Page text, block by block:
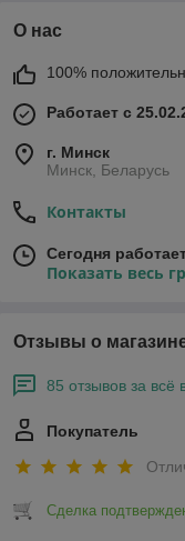
О нас
100%
Работает с
г. Минск
Минск, Беларусь
Контакты
Сегодня
Показать весь
Отзывы о
85 отзывов за всё
Покупатель
Сделка